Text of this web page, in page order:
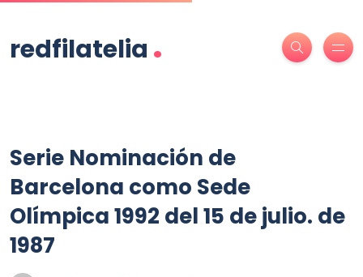
redfilatelia .
Serie Nominación de
Barcelona como Sede
Olímpica 1992 del 15 de julio. de
1987